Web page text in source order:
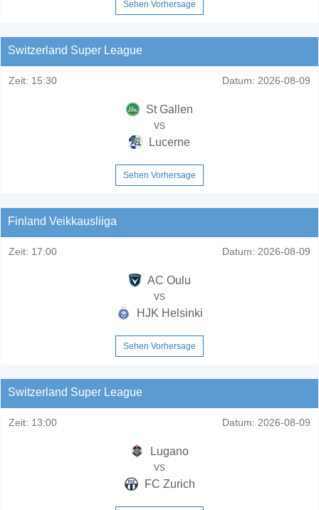
Sehen Vorhersage
Switzerland Super League
Zeit: 15:30 Datum: 2026-08-09
St Gallen
vs
Lucerne
Sehen Vorhersage
Finland Veikkausliiga
Zeit: 17:00 Datum: 2026-08-09
AC Oulu
vs
HJK Helsinki
Sehen Vorhersage
Switzerland Super League
Zeit: 13:00 Datum: 2026-08-09
Lugano
vs
FC Zurich